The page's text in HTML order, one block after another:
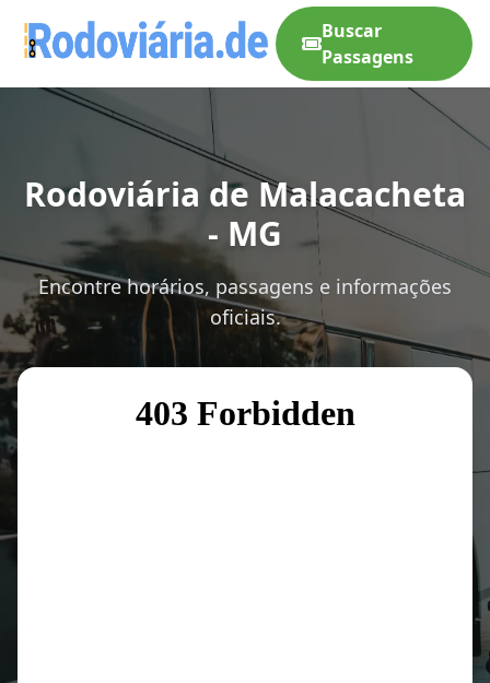
Buscar
Passagens
Rodoviária de Malacacheta
- MG
Encontre horários, passagens e informações
oficiais.